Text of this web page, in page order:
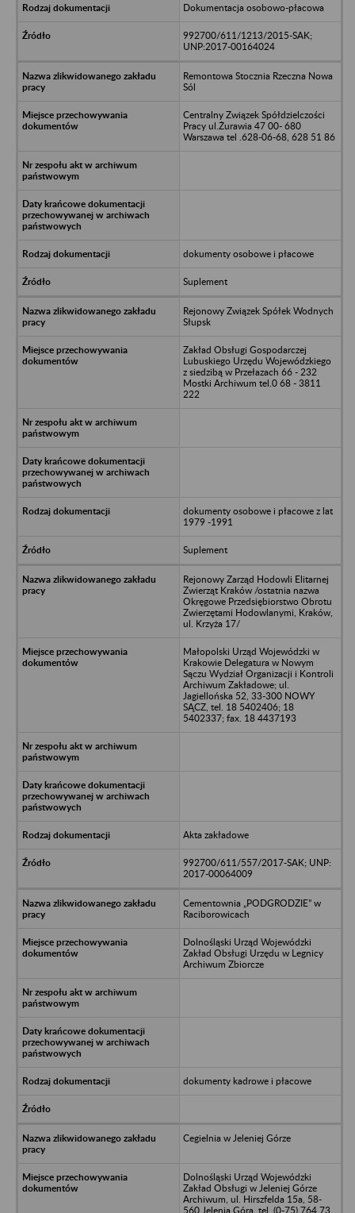
Dokumentacja osobowo-płacowa
992700/611/1213/2015-SAK;
UNP:2017-00164024
Remontowa Stocznia Rzeczna Nowa
Sól
Centralny Związek Spółdzielczości
Pracy ul.Żurawia 47 00- 680
Warszawa tel .628-06-68, 628 51 86
dokumenty osobowe i płacowe
Suplement
Rejonowy Związek Spółek Wodnych
Słupsk
Zakład Obsługi Gospodarczej
Lubuskiego Urzędu Wojewódzkiego
z siedzibą w Przełazach 66 - 232
Mostki Archiwum tel.0 68 - 3811
222
dokumenty osobowe i płacowe z lat
1979 -1991
Suplement
Rejonowy Zarząd Hodowli Elitarnej
Zwierząt Kraków /ostatnia nazwa
Okręgowe Przedsiębiorstwo Obrotu
Zwierzętami Hodowlanymi, Kraków,
ul. Krzyża 17/
Małopolski Urząd Wojewódzki w
Krakowie Delegatura w Nowym
Sączu Wydział Organizacji i Kontroli
Archiwum Zakładowe; ul.
Jagiellońska 52, 33-300 NOWY
SĄCZ, tel. 18 5402406; 18
5402337; fax. 18 4437193
Akta zakładowe
992700/611/557/2017-SAK; UNP:
2017-00064009
Cementownia „PODGRODZIE” w
Raciborowicach
Dolnośląski Urząd Wojewódzki
Zakład Obsługi Urzędu w Legnicy
Archiwum Zbiorcze
dokumenty kadrowe i płacowe
Cegielnia w Jeleniej Górze
Dolnośląski Urząd Wojewódzki
Zakład Obsługi w Jeleniej Górze
Archiwum, ul. Hirszfelda 15a, 58-
560 Jelenia Góra, tel. (0-75) 764 73